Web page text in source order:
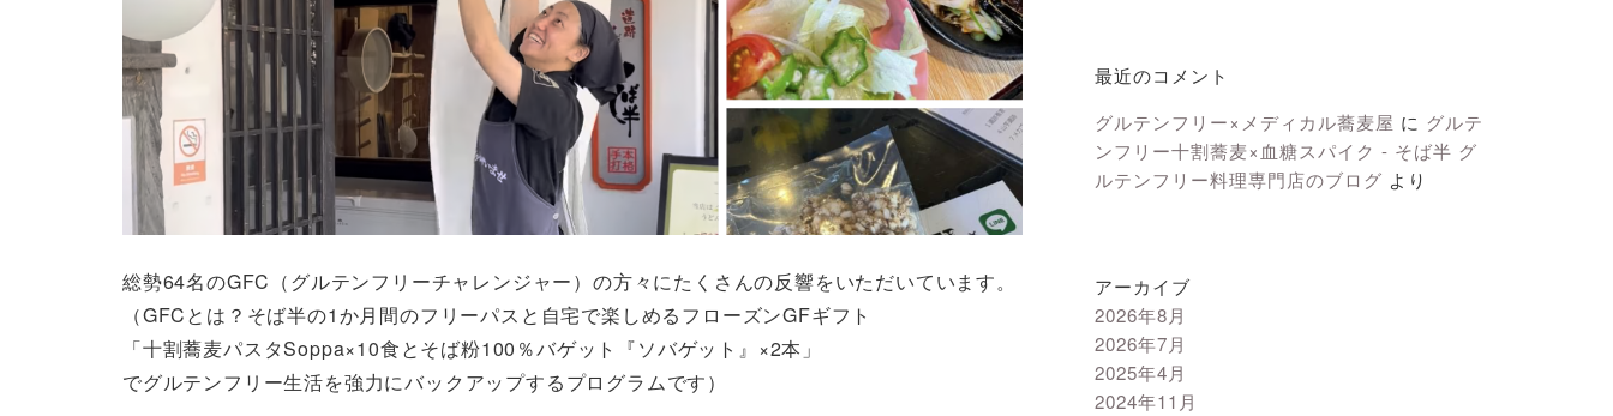
総勢64名のGFC（グルテンフリーチャレンジャー）の方々にたくさんの反響をいただいています。
（GFCとは？そば半の1か月間のフリーパスと自宅で楽しめるフローズンGFギフト
「十割蕎麦パスタSoppa×10食とそば粉100％バゲット『ソバゲット』×2本」
でグルテンフリー生活を強力にバックアップするプログラムです）
最近のコメント
グルテンフリー×メディカル蕎麦屋 に グルテ
ンフリー十割蕎麦×血糖スパイク - そば半 グ
ルテンフリー料理専門店のブログ より
アーカイブ
2026年8月
2026年7月
2025年4月
2024年11月